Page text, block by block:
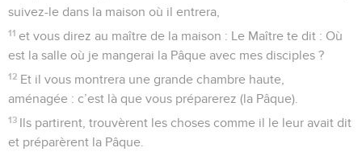
suivez-le dans la maison où il entrera,
11 et vous direz au maître de la maison : Le Maître te dit : Où
est la salle où je mangerai la Pâque avec mes disciples ?
12 Et il vous montrera une grande chambre haute,
aménagée : c’est là que vous préparerez (la Pâque).
13 Ils partirent, trouvèrent les choses comme il le leur avait dit
et préparèrent la Pâque.